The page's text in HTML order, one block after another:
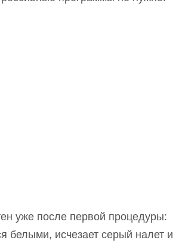
уже после первой процедуры:
белыми, исчезает серый налет и